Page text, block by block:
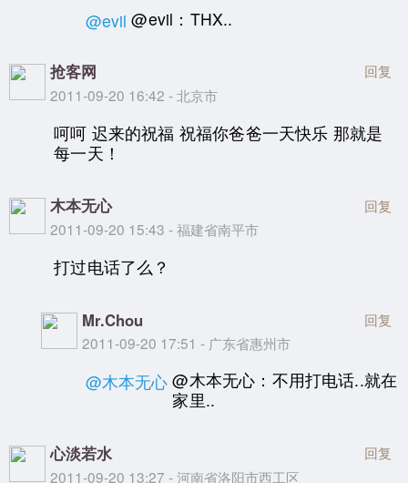
@evil @evil：THX..
抢客网
2011-09-20 16:42 - 北京市
回复
呵呵 迟来的祝福 祝福你爸爸一天快乐 那就是
每一天！
木本无心
2011-09-20 15:43 - 福建省南平市
回复
打过电话了么？
Mr.Chou
2011-09-20 17:51 - 广东省惠州市
回复
@木本无心 @木本无心：不用打电话..就在
家里..
心淡若水
2011-09-20 13:27 - 河南省洛阳市西工区
回复